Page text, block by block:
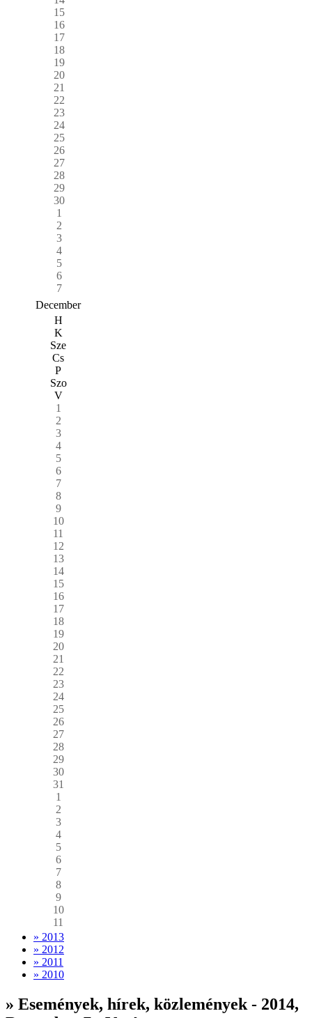
15
16
17
18
19
20
21
22
23
24
25
26
27
28
29
30
1
2
3
4
5
6
7
December
H
K
Sze
Cs
P
Szo
V
1
2
3
4
5
6
7
8
9
10
11
12
13
14
15
16
17
18
19
20
21
22
23
24
25
26
27
28
29
30
31
1
2
3
4
5
6
7
8
9
10
11
» 2013
» 2012
» 2011
» 2010
» Események, hírek, közlemények - 2014,